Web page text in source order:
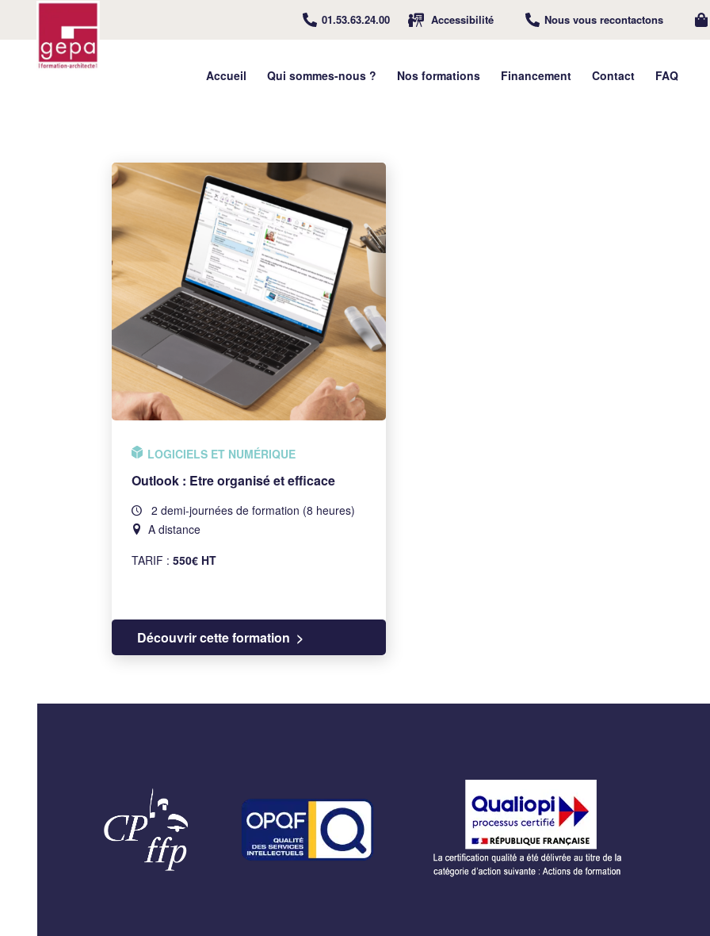
01.53.63.24.00 Accessibilité Nous vous recontactons
Accueil Qui sommes-nous ? Nos formations Financement Contact FAQ
LOGICIELS ET NUMÉRIQUE
Outlook : Etre organisé et efficace
2 demi-journées de formation (8 heures)
A distance
TARIF : 550€ HT
Découvrir cette formation